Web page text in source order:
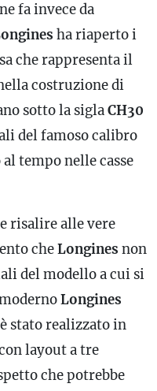
fa invece da
ha riaperto i
che rappresenta il
costruzione di
sotto la siglaCH30
del famosocalibro
tempo nelle casse
risalire alle vere
cheLongines non
del modello a cui si
Longines
stato realizzato in
layout a tre
che potrebbe